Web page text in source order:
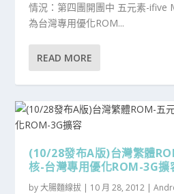
情況：第四團開團中 五元素-ifive
為台灣專用優化ROM...
READ MORE
(10/28發布A版)台灣繁體
核-台灣專用優化ROM-3G擴
by大腸麵線拔 | 10 月 28, 2012 |